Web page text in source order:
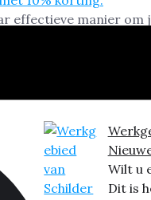
effectieve manier
met zijn
nieuw leven […]
Wilt u
Dit is